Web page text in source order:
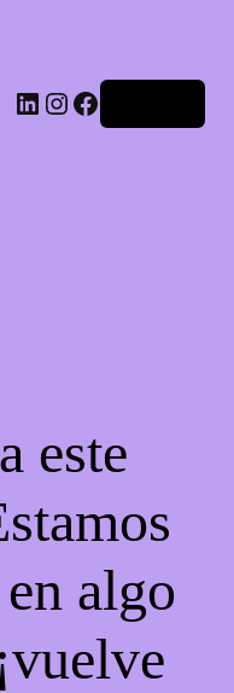
este
algo